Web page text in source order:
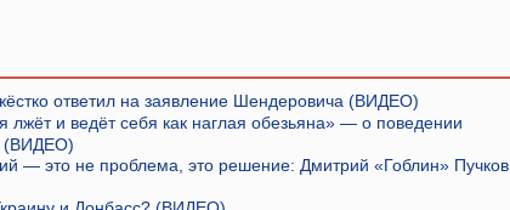
ответил на заявление Шендеровича (ВИДЕО)
лжёт и ведёт себя как наглая обезьяна» — о поведении
(ВИДЕО)
— это не проблема, это решение: Дмитрий «Гоблин» Пучков